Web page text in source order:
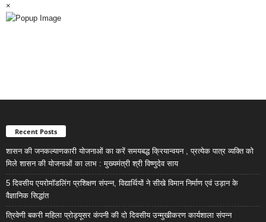
×
Recent Posts
शासन की जनकल्याणकारी योजनाओं का करें समयबद्ध क्रियान्वयन , प्रत्येक पात्र व्यक्ति को
मिले शासन की योजनाओं का लाभ : मुख्यमंत्री श्री विष्णुदेव साय
5 दिवसीय एयरोमॉडलिंग प्रशिक्षण संपन्न, विद्यार्थियों ने सीखे विमान निर्माण एवं उड़ान के
वैज्ञानिक सिद्धांत
त्रिवेणी बकरी महिला प्रोड्यूसर कंपनी की दो दिवसीय उन्मुखीकरण कार्यशाला संपन्न